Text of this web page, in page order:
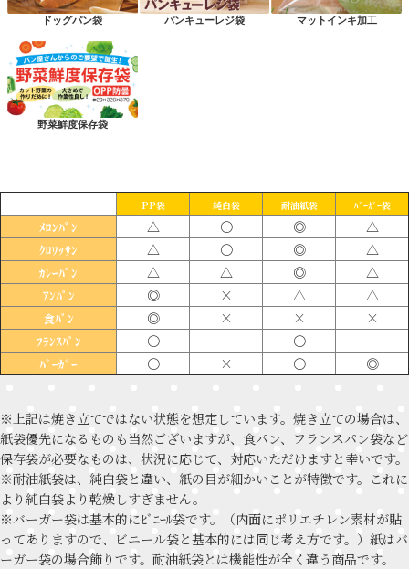
ドッグパン袋 パンキューレジ袋 マットインキ加工
野菜鮮度保存袋
PP袋 純白袋 耐油紙袋 ﾊﾞｰｶﾞｰ袋
ﾒﾛﾝﾊﾟﾝ △ 〇 ◎ △
ｸﾛﾜｯｻﾝ △ 〇 ◎ △
ｶﾚｰﾊﾟﾝ △ △ ◎ △
ｱﾝﾊﾟﾝ ◎ × △ △
食ﾊﾟﾝ ◎ × × ×
ﾌﾗﾝｽﾊﾟﾝ 〇 - 〇 -
ﾊﾞｰｶﾞｰ 〇 × 〇 ◎
※上記は焼き立てではない状態を想定しています。焼き立ての場合は、
紙袋優先になるものも当然ございますが、食パン、フランスパン袋など
保存袋が必要なものは、状況に応じて、対応いただけますと幸いです。
※耐油紙袋は、純白袋と違い、紙の目が細かいことが特徴です。これに
より純白袋より乾燥しすぎません。
※バーガー袋は基本的にﾋﾞﾆｰﾙ袋です。（内面にポリエチレン素材が貼
ってありますので、ビニール袋と基本的には同じ考え方です。）紙はバ
ーガー袋の場合飾りです。耐油紙袋とは機能性が全く違う商品です。